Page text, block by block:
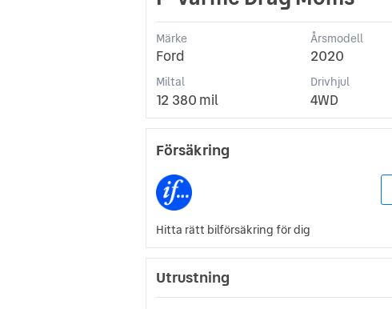
Märke
Ford
Årsmodell
2020
Miltal
12 380 mil
Drivhjul
4WD
Försäkring
Hitta rätt bilförsäkring för dig
Utrustning